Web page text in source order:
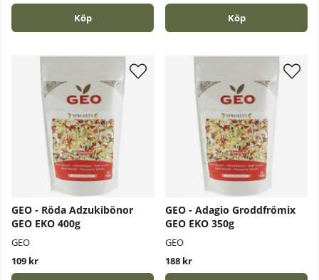
Köp Köp
GEO - Röda Adzukibönor
GEO EKO 400g
GEO
109 kr
GEO - Adagio Groddfrömix
GEO EKO 350g
GEO
188 kr